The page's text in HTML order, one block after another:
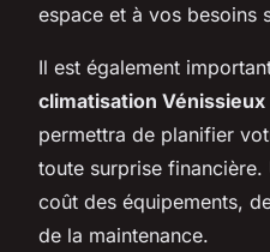
espace et à vos besoins
Il est également
climatisation Vénissieux
permettra de planifier
toute surprise
coût des équipements,
de la maintenance.